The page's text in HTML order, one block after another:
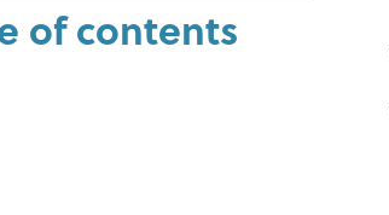
of contents